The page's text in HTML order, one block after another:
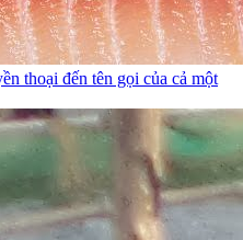
thoại đến tên gọi của cả một